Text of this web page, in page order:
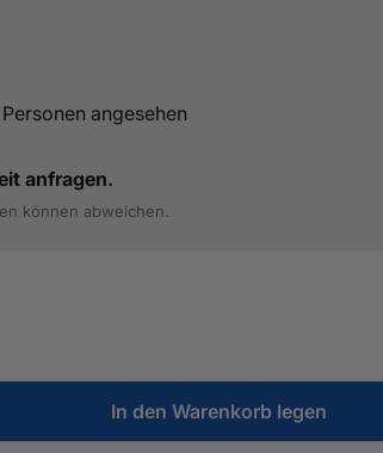
Personen angesehen
anfragen.
können abweichen.
In den Warenkorb legen